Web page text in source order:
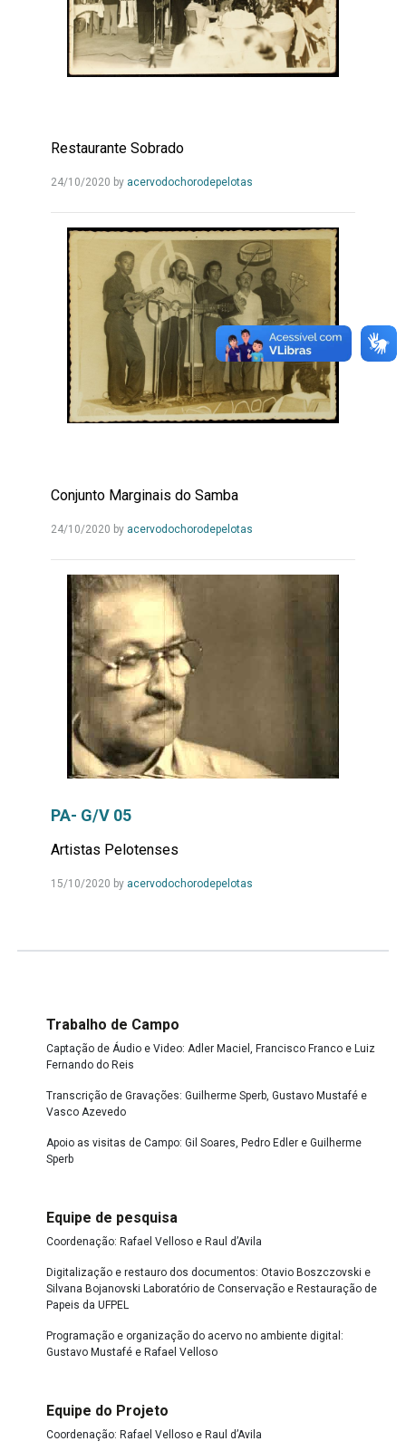
Restaurante Sobrado
24/10/2020 by acervodochorodepelotasLeia
Conjunto Marginais do Samba
24/10/2020 by acervodochorodepelotasLeia
PA- G/V 05
Artistas Pelotenses
15/10/2020 by acervodochorodepelotasLeia
Trabalho de Campo
Captação de Áudio e Video: Adler Maciel, Francisco Franco e Luiz
Fernando do Reis
Transcrição de Gravações: Guilherme Sperb, Gustavo Mustafé e
Vasco Azevedo
Apoio as visitas de Campo: Gil Soares, Pedro Edler e Guilherme
Sperb
Equipe de pesquisa
Coordenação: Rafael Velloso e Raul d’Avila
Digitalização e restauro dos documentos: Otavio Boszczovski e
Silvana Bojanovski Laboratório de Conservação e Restauração de
Papeis da UFPEL
Programação e organização do acervo no ambiente digital:
Gustavo Mustafé e Rafael Velloso
Equipe do Projeto
Coordenação: Rafael Velloso e Raul d’Avila